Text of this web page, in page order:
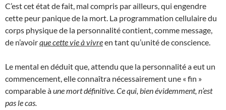
C’est cet état de fait, mal compris par ailleurs, qui engendre
cette peur panique de la mort. La programmation cellulaire du
corps physique de la personnalité contient, comme message,
de n’avoirque cette vie à vivreen tant qu’unité de conscience.
Le mental en déduit que, attendu que la personnalité a eut un
commencement, elle connaîtra nécessairement une « fin »
comparable àune mort définitive. Ce qui, bien évidemment, n’est
pas le cas.